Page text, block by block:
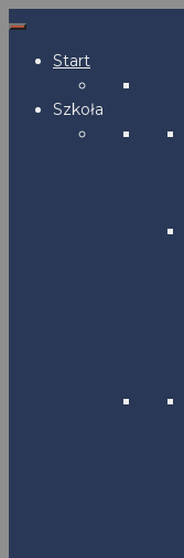
Start
Szkoła